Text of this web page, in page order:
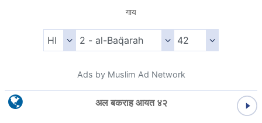
गाय
Ads by Muslim Ad Network
अल बकराह आयत ४२